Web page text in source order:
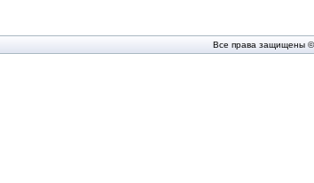
Все права защищены